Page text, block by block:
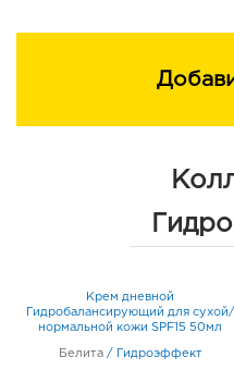
Крем дневной
Гидробалансирующий для сухой/
нормальной кожи SPF15 50мл
Белита / Гидроэффект